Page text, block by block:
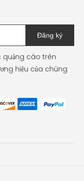
Đăng ký
quảng cáo trên
hiệu của chúng